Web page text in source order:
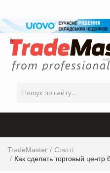
TradeMaster
Статті
Как сделать торговый